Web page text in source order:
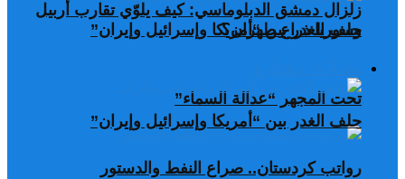
حلف الغدر بين “أمريكا وإسرائيل وإيران”
تحت المجهر “عدالة السماء”
رواتب كردستان.. صراع النفط والدستور
زلزال دمشق الدبلوماسي: كيف يلوّي تقارب أربيل
وسوريا ذراع طهران؟
حلف الغدر بين “أمريكا وإسرائيل وإيران”